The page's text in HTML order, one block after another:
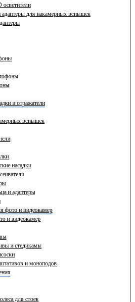
для накамерных вспышек
и отражатели
вспышек
насадки
и адаптеры
фото и видеокамер
и видеокамер
и стедикамы
и моноподов
для стоек